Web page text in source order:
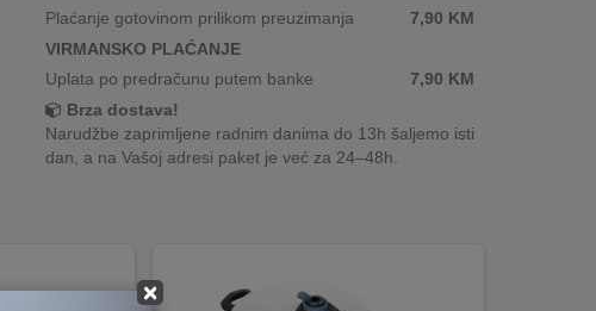
×
Plaćanje gotovinom prilikom preuzimanja
7,90 KM
VIRMANSKO PLAĆANJE
Uplata po predračunu putem banke
7,90 KM
Brza dostava!
Narudžbe zaprimljene radnim danima do 13h šaljemo isti
dan, a na Vašoj adresi paket je već za 24–48h.